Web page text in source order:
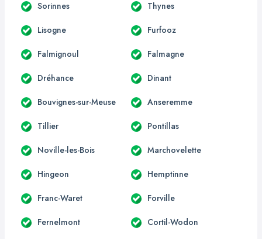
Sorinnes Thynes
Lisogne Furfooz
Falmignoul Falmagne
Dréhance Dinant
Bouvignes-sur-Meuse Anseremme
Tillier Pontillas
Noville-les-Bois Marchovelette
Hingeon Hemptinne
Franc-Waret Forville
Fernelmont Cortil-Wodon